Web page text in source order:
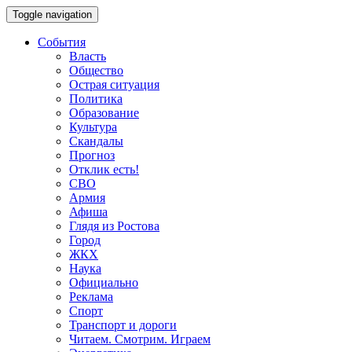
Toggle navigation
События
Власть
Общество
Острая ситуация
Политика
Образование
Культура
Скандалы
Прогноз
Отклик есть!
СВО
Армия
Афиша
Глядя из Ростова
Город
ЖКХ
Наука
Официально
Реклама
Спорт
Транспорт и дороги
Читаем. Смотрим. Играем